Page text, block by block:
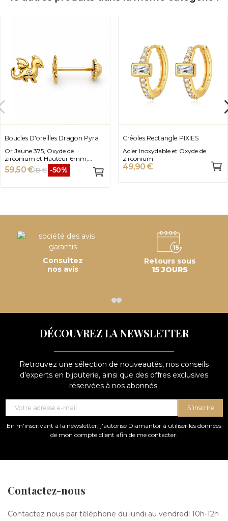
Boucles D'oreilles Dragon Pyra
Or Jaune 375, Oxyde de
zirconium et Hauteur 6mm,
Fermoir vissé
59,50 €119 € -50%
Créoles Rectangle PIXIES
Acier Inoxydable et Oxyde de
zirconium
49,90 €
Consultez
nos avis
Retours sous
15 JOURS
DÉCOUVREZ LA NEWSLETTER
Retrouvez une sélection de nouveautés, nos conseils
d'experts en bijouterie, ainsi que des offres exclusives
réservées à nos abonnés.
S'inscrire
En m'inscrivant à la newsletter, j'autorise Diamantor à utiliser les données
de mon compte client afin de me contacter.
Contactez-nous
Contactez nous par téléphone du lundi au vendredi 10h-12h